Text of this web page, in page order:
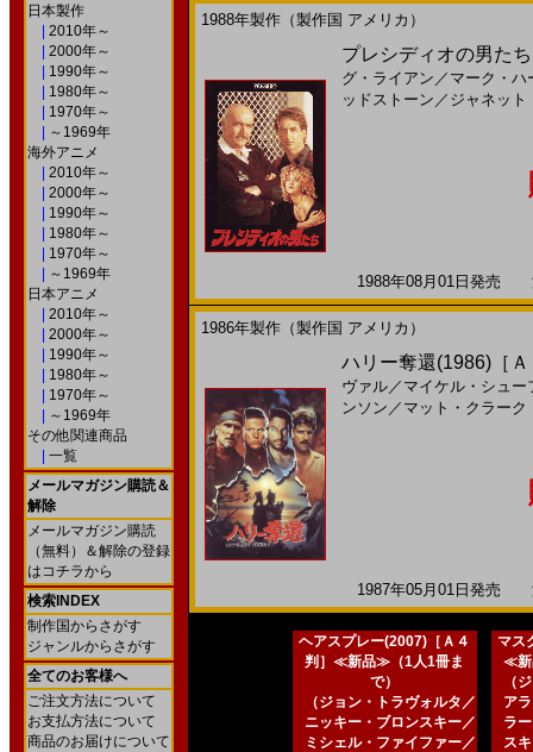
日本製作
2010年～
2000年～
1990年～
1980年～
1970年～
～1969年
海外アニメ
2010年～
2000年～
1990年～
1980年～
1970年～
～1969年
日本アニメ
2010年～
2000年～
1990年～
1980年～
1970年～
～1969年
その他関連商品
一覧
メールマガジン購読＆
解除
メールマガジン購読
（無料）＆解除の登録
はコチラから
検索INDEX
制作国からさがす
ジャンルからさがす
全てのお客様へ
ご注文方法について
お支払方法について
商品のお届けについて
1988年製作（製作国 アメリカ）
プレシディオの男た
グ・ライアン ／ マーク・ハ
ッドストーン ／ ジャネット
1988年08月01日発売
1986年製作（製作国 アメリカ）
ハリー奪還(1986)［
ヴァル／ マイケル・シュー
ンソン ／ マット・クラーク
1987年05月01日発売
ヘアスプレー(2007)［Ａ４
判］≪新品≫（1人1冊ま
で）
（ジョン・トラヴォルタ／
ニッキー・ブロンスキー／
ミシェル・ファイファー／
マス
≪新
（
ア
ラ
ス